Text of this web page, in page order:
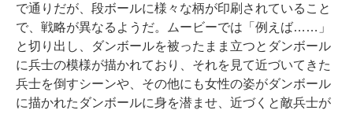
で通りだが、段ボールに様々な柄が印刷されていること
で、戦略が異なるようだ。ムービーでは「例えば……」
と切り出し、ダンボールを被ったまま立つとダンボール
に兵士の模様が描かれており、それを見て近づいてきた
兵士を倒すシーンや、その他にも女性の姿がダンボール
に描かれたダンボールに身を潜ませ、近づくと敵兵士が